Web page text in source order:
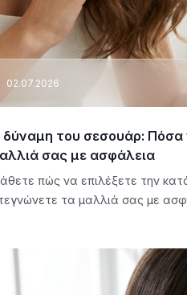
02.07.2026
δύναμη του σεσουάρ: Πόσα
σας με ασφάλεια
πώς να επιλέξετε την
τα μαλλιά σας με